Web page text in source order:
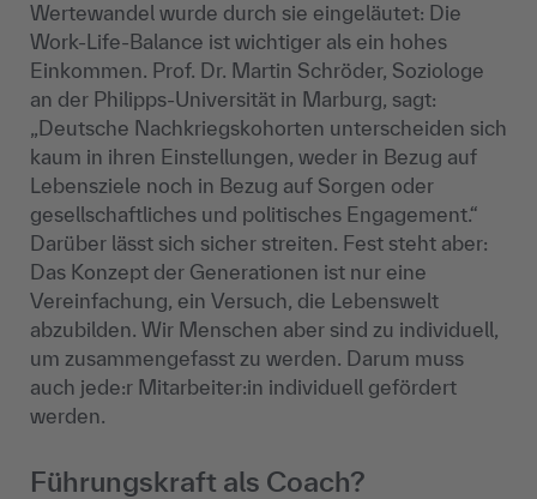
Wertewandel wurde durch sie eingeläutet: Die
Work-Life-Balance ist wichtiger als ein hohes
Einkommen. Prof. Dr. Martin Schröder, Soziologe
an der Philipps-Universität in Marburg, sagt:
„Deutsche Nachkriegskohorten unterscheiden sich
kaum in ihren Einstellungen, weder in Bezug auf
Lebensziele noch in Bezug auf Sorgen oder
gesellschaftliches und politisches Engagement.“
Darüber lässt sich sicher streiten. Fest steht aber:
Das Konzept der Generationen ist nur eine
Vereinfachung, ein Versuch, die Lebenswelt
abzubilden. Wir Menschen aber sind zu individuell,
um zusammengefasst zu werden. Darum muss
auch jede:r Mitarbeiter:in individuell gefördert
werden.
Führungskraft als Coach?